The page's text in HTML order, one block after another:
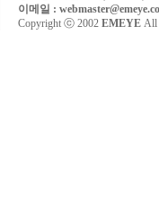
이메일 :
Copyright ⓒ 2002 EMEYE All